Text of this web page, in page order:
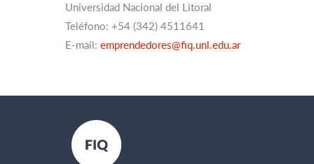
Universidad Nacional del Litoral
Teléfono: +54 (342) 4511641
E-mail: emprendedores@fiq.unl.edu.ar